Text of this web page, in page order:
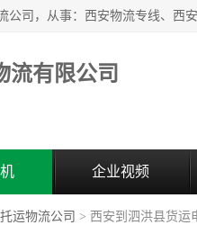
流有限公司
企业视频
运物流公司 > 西安到泗洪县货运